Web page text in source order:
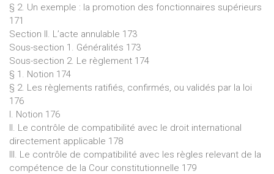
§ 2. Un exemple : la promotion des fonctionnaires supérieurs
171
Section II. L’acte annulable 173
Sous-section 1. Généralités 173
Sous-section 2. Le règlement 174
§ 1. Notion 174
§ 2. Les règlements ratifiés, confirmés, ou validés par la loi
176
I. Notion 176
II. Le contrôle de compatibilité avec le droit international
directement applicable 178
III. Le contrôle de compatibilité avec les règles relevant de la
compétence de la Cour constitutionnelle 179